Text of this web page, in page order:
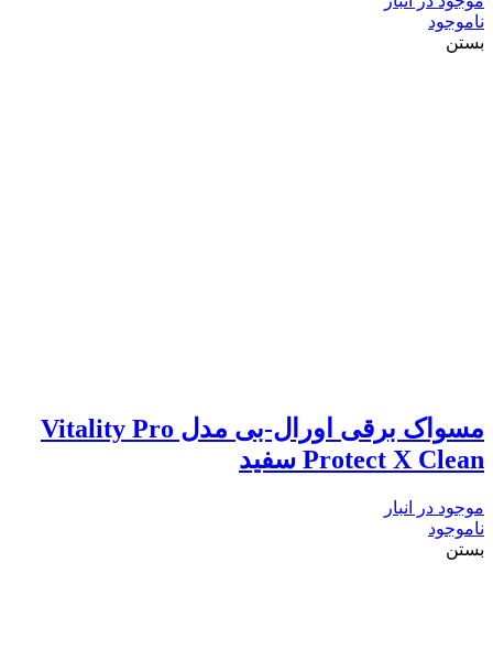
ناموجود
بستن
مسواک برقی اورال-بی مدل Vitality Pro
Protect X Clean سفید
موجود در انبار
ناموجود
بستن